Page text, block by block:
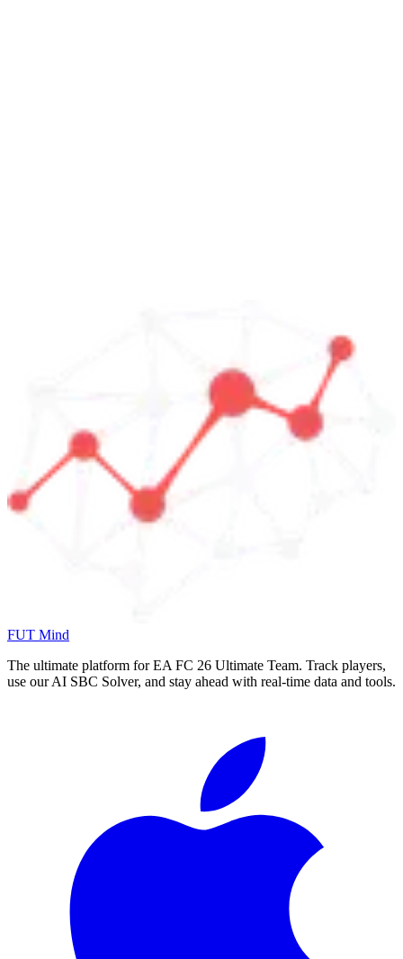
FUT Mind
The ultimate platform for EA FC 26 Ultimate Team. Track players,
use our AI SBC Solver, and stay ahead with real-time data and tools.